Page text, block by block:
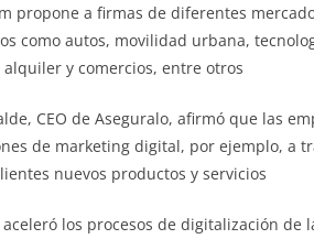
propone a firmas de diferentes
como autos, movilidad urbana,
alquiler y comercios, entre otros
CEO de Aseguralo, afirmó que las
de marketing digital, por ejemplo, a
nuevos productos y servicios
los procesos de digitalización de